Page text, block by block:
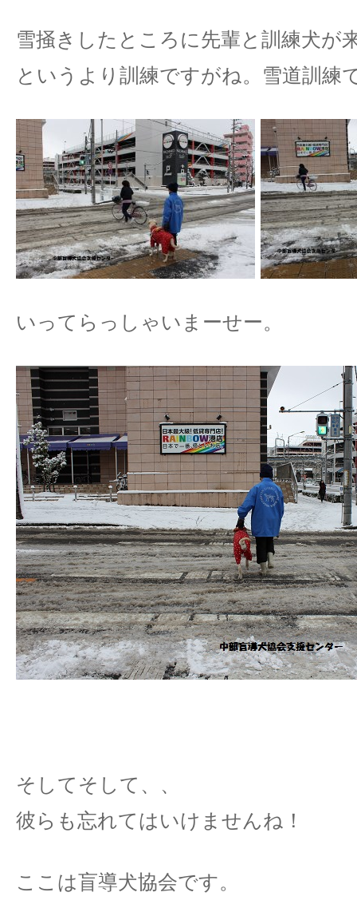
雪掻きしたところに先輩と訓練犬が
というより訓練ですがね。雪道訓練
いってらっしゃいまーせー。
そしてそして、、
彼らも忘れてはいけませんね！
ここは盲導犬協会です。